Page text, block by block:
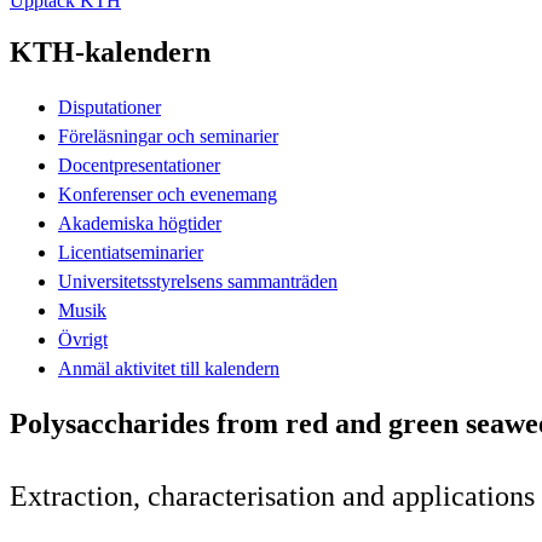
KTH-kalendern
Disputationer
Föreläsningar och seminarier
Docentpresentationer
Konferenser och evenemang
Akademiska högtider
Licentiatseminarier
Universitetsstyrelsens sammanträden
Musik
Övrigt
Anmäl aktivitet till kalendern
Polysaccharides from red and green
Extraction, characterisation and applications